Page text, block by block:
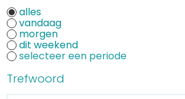
alles
vandaag
morgen
dit weekend
Trefwoord